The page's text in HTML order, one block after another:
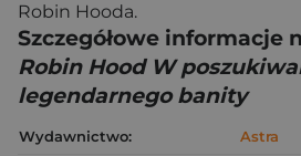
Robin Hooda.
Szczegółowe informacje
Robin Hood W
legendarnego banity
Wydawnictwo:
Astra